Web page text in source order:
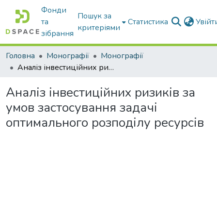
Фонди
та
зібрання
Пошук за
критеріями
Статистика
Головна Монографії
Монографії
Аналіз інвестиційних ризиків за умов застосування задачі оптимального розподілу ресурсів
Аналіз інвестиційних ризиків за
умов застосування задачі
оптимального розподілу ресурсів